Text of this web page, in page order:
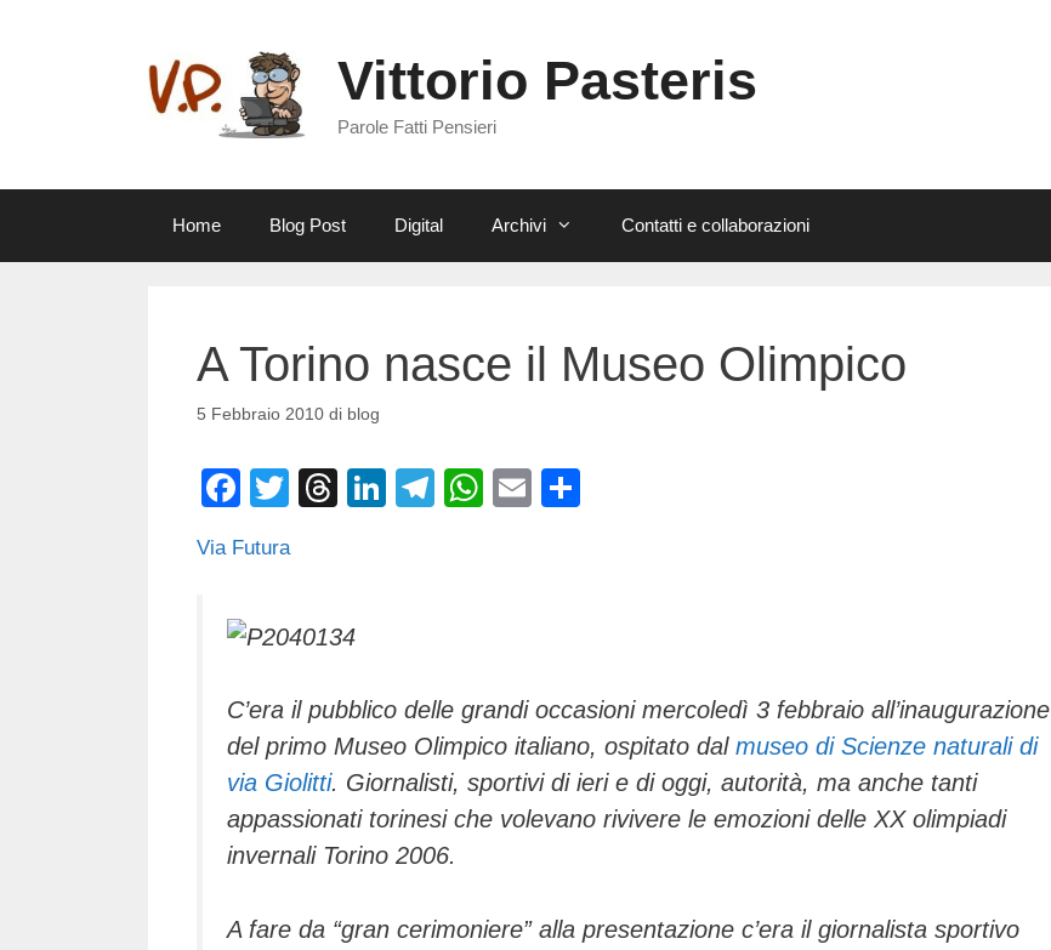
Vittorio Pasteris
Parole Fatti Pensieri
Home Blog Post Digital Archivi Contatti e collaborazioni
A Torino nasce il Museo Olimpico
5 Febbraio 2010 di blog
F
c
b
o
k
T
tt
T
d
Li
T
W
p
E
Via Futura
C’era il pubblico delle grandi occasioni mercoledì 3 febbraio all’inaugurazione
del primo Museo Olimpico italiano, ospitato dal museo di Scienze naturali di
via Giolitti. Giornalisti, sportivi di ieri e di oggi, autorità, ma anche tanti
appassionati torinesi che volevano rivivere le emozioni delle XX olimpiadi
invernali Torino 2006.
A fare da “gran cerimoniere” alla presentazione c’era il giornalista sportivo